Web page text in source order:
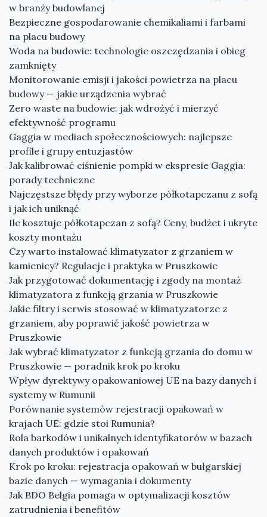
w branży budowlanej
Bezpieczne gospodarowanie chemikaliami i farbami
na placu budowy
Woda na budowie: technologie oszczędzania i obieg
zamknięty
Monitorowanie emisji i jakości powietrza na placu
budowy — jakie urządzenia wybrać
Zero waste na budowie: jak wdrożyć i mierzyć
efektywność programu
Gaggia w mediach społecznościowych: najlepsze
profile i grupy entuzjastów
Jak kalibrować ciśnienie pompki w ekspresie Gaggia:
porady techniczne
Najczęstsze błędy przy wyborze półkotapczanu z sofą
i jak ich uniknąć
Ile kosztuje półkotapczan z sofą? Ceny, budżet i ukryte
koszty montażu
Czy warto instalować klimatyzator z grzaniem w
kamienicy? Regulacje i praktyka w Pruszkowie
Jak przygotować dokumentację i zgody na montaż
klimatyzatora z funkcją grzania w Pruszkowie
Jakie filtry i serwis stosować w klimatyzatorze z
grzaniem, aby poprawić jakość powietrza w
Pruszkowie
Jak wybrać klimatyzator z funkcją grzania do domu w
Pruszkowie — poradnik krok po kroku
Wpływ dyrektywy opakowaniowej UE na bazy danych i
systemy w Rumunii
Porównanie systemów rejestracji opakowań w
krajach UE: gdzie stoi Rumunia?
Rola barkodów i unikalnych identyfikatorów w bazach
danych produktów i opakowań
Krok po kroku: rejestracja opakowań w bułgarskiej
bazie danych — wymagania i dokumenty
Jak BDO Belgia pomaga w optymalizacji kosztów
zatrudnienia i benefitów